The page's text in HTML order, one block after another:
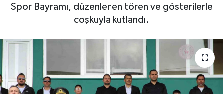
Spor Bayramı, düzenlenen tören ve gösterilerle
coşkuyla kutlandı.
EKONOMİ
GÜNDEM
Haber Arşivi